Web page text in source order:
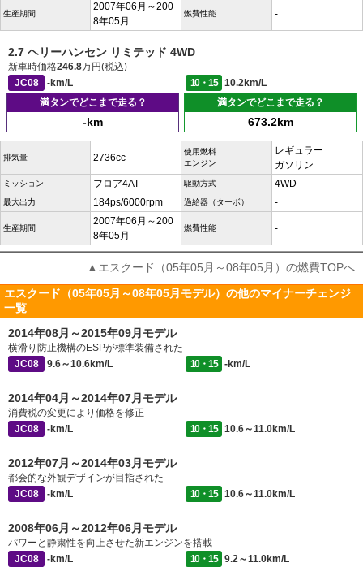
生産期間
2007年06月～200
8年05月
燃費性能 -
2.7 ヘリーハンセン リミテッド 4WD
新車時価格246.8万円(税込)
JC08
-km/L 10・15
10.2km/L
満タンでどこまで走る？
-km
満タンでどこまで走る？
673.2km
排気量 2736cc
使用燃料
エンジン
レギュラー
ガソリン
ミッション フロア4AT 駆動方式 4WD
最大出力 184ps/6000rpm 過給器（ターボ） -
生産期間
2007年06月～200
8年05月
燃費性能 -
▲エスクード（05年05月～08年05月）の燃費TOPへ
エスクード（05年05月～08年05月モデル）の他のマイナーチェンジ
一覧
2014年08月～2015年09月モデル
横滑り防止機構のESPが標準装備された
JC08
9.6～10.6km/L 10・15 -km/L
2014年04月～2014年07月モデル
消費税の変更により価格を修正
JC08
-km/L 10・15 10.6～11.0km/L
2012年07月～2014年03月モデル
都会的な外観デザインが目指された
JC08
-km/L 10・15 10.6～11.0km/L
2008年06月～2012年06月モデル
パワーと静粛性を向上させた新エンジンを搭載
JC08
-km/L 10・15 9.2～11.0km/L